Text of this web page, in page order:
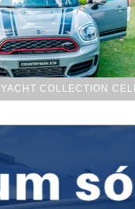
YACHT COLLECTION